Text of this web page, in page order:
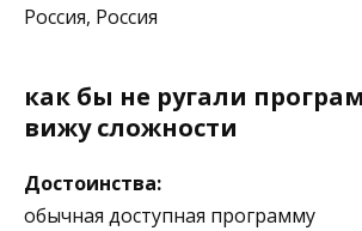
Россия, Россия
как бы не ругали
вижу сложности
Достоинства:
обычная доступная программу